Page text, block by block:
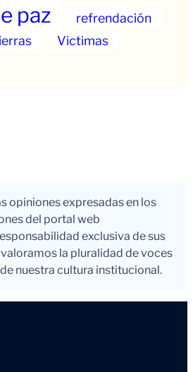
paz refrendación
Victimas
opiniones expresadas en los
del portal web
exclusiva de sus
valoramos la pluralidad de voces
nuestra cultura institucional.